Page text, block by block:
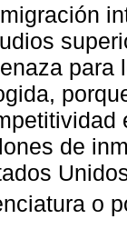
para
de
o